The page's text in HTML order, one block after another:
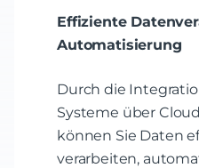
Effiziente
Automatisierung
Durch die
Systeme über
können Sie Daten
verarbeiten,